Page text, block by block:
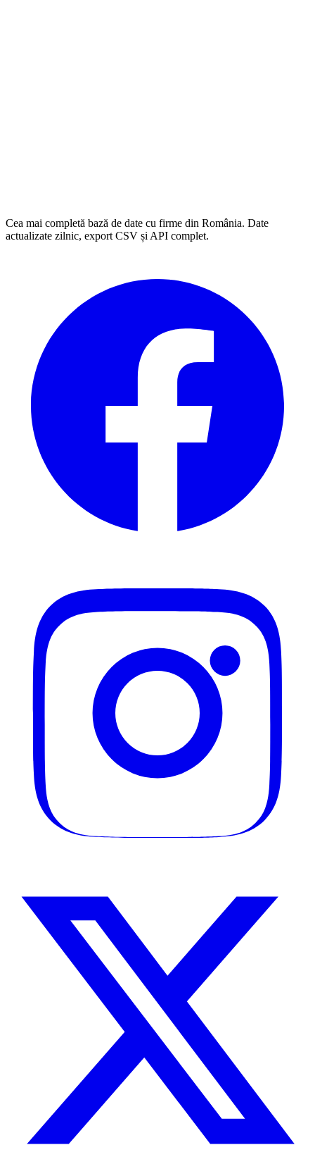
Cea mai completă bază de date cu firme din România. Date
actualizate zilnic, export CSV și API complet.